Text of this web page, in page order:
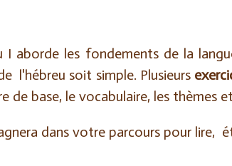
I aborde les fondements de la
l'hébreu soit simple. Plusieurs
de base, le vocabulaire, les thèmes
dans votre parcours pour lire,